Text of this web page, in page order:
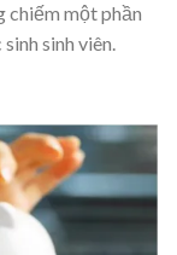
chiếm một phần
sinh viên.